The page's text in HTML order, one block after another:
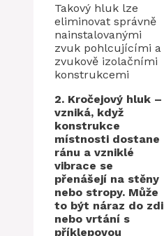
Takový hluk lze
eliminovat správně
nainstalovanými
zvuk pohlcujícími a
zvukově izolačními
konstrukcemi
2. Kročejový hluk –
vzniká, když
konstrukce
místnosti dostane
ránu a vzniklé
vibrace se
přenášejí na stěny
nebo stropy. Může
to být náraz do zdi
nebo vrtání s
příklepovou